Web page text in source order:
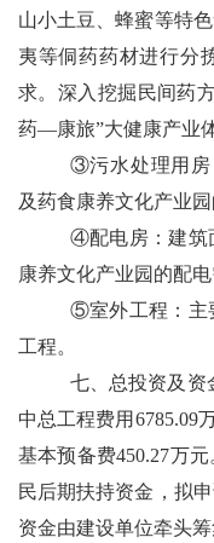
山小土豆、蜂蜜等特
夷等侗药药材进行分
求。深入挖掘民间药
药—康旅”大健康产业
③污水处理用房
及药食康养文化产业
④配电房：建筑
康养文化产业园的配电
⑤室外工程：主
工程。
七、总投资及资
中总工程费用 6785.09
基本预备费450.27万元
民后期扶持资金，拟
资金由建设单位牵头筹